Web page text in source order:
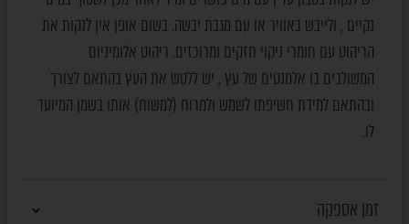
נקיים , ולייבש באוויר או עם מגבת יבשה. בשום אופן אין לנקות את
הריהוט עם חומרי ניקוי חזקים ומרוכזים. ריהוט אלומיניום
המשולבים בו אלמנטים של עץ , יש ללטש את העץ בהתאם לצורך
ובהתאם למידת חשיפתו לשמש ולמרוח (למשוח) אותו בשמן המיועד
לו.
זמן אספקה